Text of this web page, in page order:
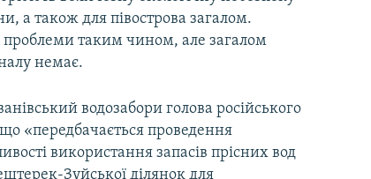
а також для півострова загалом.
таким чином, але загалом
немає.
водозабори голова російського
«передбачається проведення
використання запасів прісних вод
Зуйської ділянок для